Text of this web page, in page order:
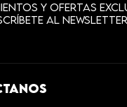
y ofertas
al newsletter